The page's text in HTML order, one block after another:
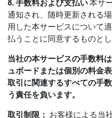
8. 手数料および支払い本サ
通知され、随時更新される
用した本サービスについて
払うことに同意するものとし
当社の本サービスの手数料
ュボードまたは個別の料金
取引に関連するすべての手
う責任を負います。
取引制限：
お客様による当